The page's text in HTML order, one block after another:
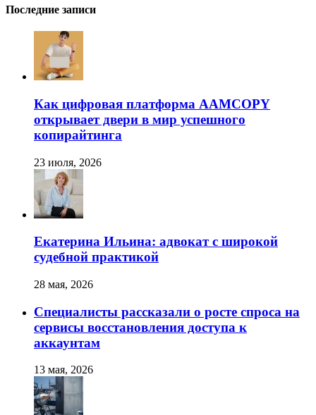
Последние записи
Как цифровая платформа AAMCOPY
открывает двери в мир успешного
копирайтинга
23 июля, 2026
Екатерина Ильина: адвокат с широкой
судебной практикой
28 мая, 2026
Специалисты рассказали о росте спроса на
сервисы восстановления доступа к
аккаунтам
13 мая, 2026